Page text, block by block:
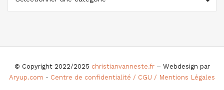
© Copyright 2022/2025 christianvanneste.fr– Webdesign par
Aryup.com - Centre de confidentialité / CGU / Mentions Légales